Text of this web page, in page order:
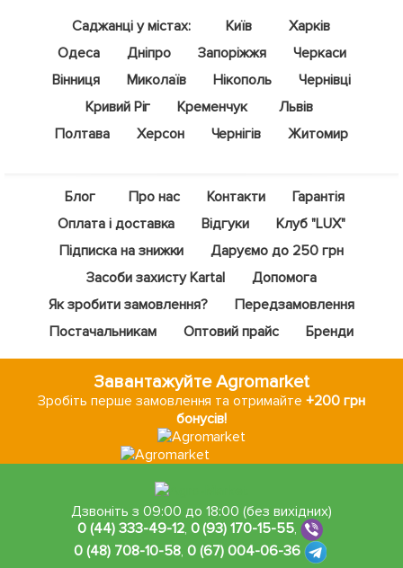
Саджанці у містах: Київ
Харків
Одеса
Дніпро Запоріжжя
Черкаси
Вінниця
Миколаїв Нікополь
Чернівці
Кривий Ріг
Кременчук
Львів
Полтава
Херсон Чернігів Житомир
Блог Про нас Контакти
Гарантія
Оплата і доставка
Відгуки
Клуб "LUX"
Підписка на знижки
Даруємо до 250 грн
Засоби захисту Kartal
Допомога
Як зробити замовлення?
Передзамовлення
Постачальникам
Оптовий прайс Бренди
Завантажуйте Agromarket
Зробіть перше замовлення та отримайте+200 грн
бонусів!
Дзвоніть з 09:00 до 18:00 (без вихідних)
0 (44) 333-49-12, 0 (93) 170-15-55,
0 (48) 708-10-58, 0 (67) 004-06-36